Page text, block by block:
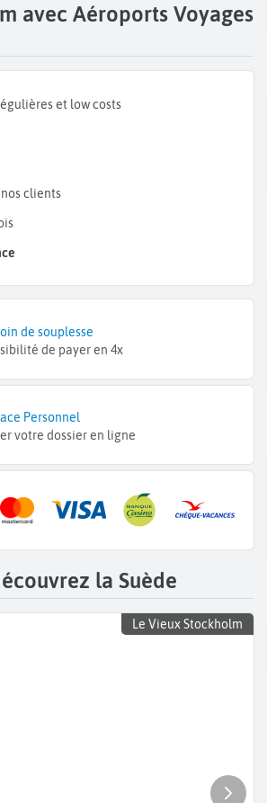
avec Aéroports Voyages
et low costs
clients
de souplesse
de payer en 4x
Personnel
votre dossier en ligne
la Suède
Le Vieux Stockholm